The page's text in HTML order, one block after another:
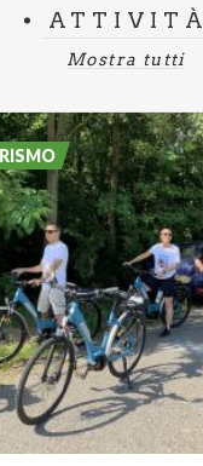
ATTIVITÀ
Mostra tutti